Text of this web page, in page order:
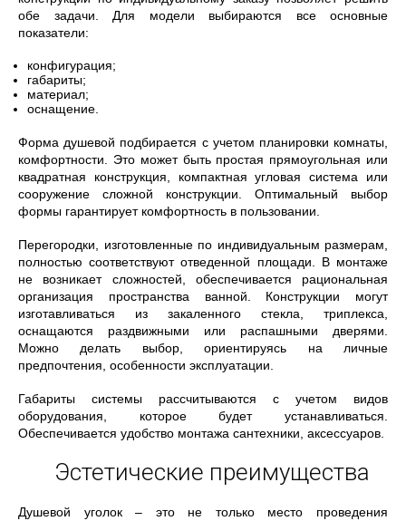
обе задачи. Для модели выбираются все основные
показатели:
конфигурация;
габариты;
материал;
оснащение.
Форма душевой подбирается с учетом планировки комнаты,
комфортности. Это может быть простая прямоугольная или
квадратная конструкция, компактная угловая система или
сооружение сложной конструкции. Оптимальный выбор
формы гарантирует комфортность в пользовании.
Перегородки, изготовленные по индивидуальным размерам,
полностью соответствуют отведенной площади. В монтаже
не возникает сложностей, обеспечивается рациональная
организация пространства ванной. Конструкции могут
изготавливаться из закаленного стекла, триплекса,
оснащаются раздвижными или распашными дверями.
Можно делать выбор, ориентируясь на личные
предпочтения, особенности эксплуатации.
Габариты системы рассчитываются с учетом видов
оборудования, которое будет устанавливаться.
Обеспечивается удобство монтажа сантехники, аксессуаров.
Эстетические преимущества
Душевой уголок – это не только место проведения